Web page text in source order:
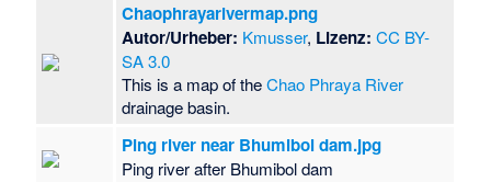
Chaophrayarivermap.png
Autor/Urheber: Kmusser, Lizenz: CC BY-
SA 3.0
This is a map of theChao Phraya River
drainage basin.
Ping river near Bhumibol dam.jpg
Ping river after Bhumibol dam